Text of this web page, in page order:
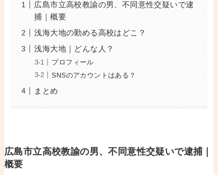
広島市立高校教諭の男、不同意性交疑いで逮
捕｜概要
浅海大地の勤める高校はどこ？
浅海大地｜どんな人？
プロフィール
SNSのアカウントはある？
まとめ
広島市立高校教諭の男、不同意性交疑いで逮捕｜
概要